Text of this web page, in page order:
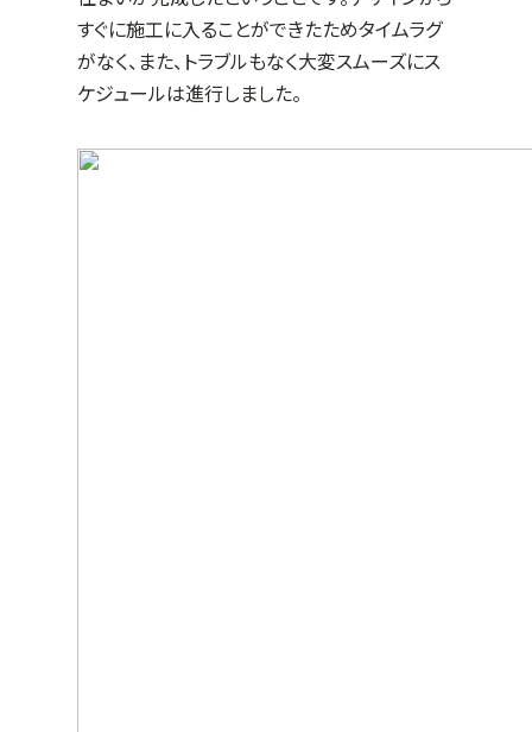
すぐに施工に入ることができたためタイムラグ
がなく、また、トラブルもなく大変スムーズにス
ケジュールは進行しました。